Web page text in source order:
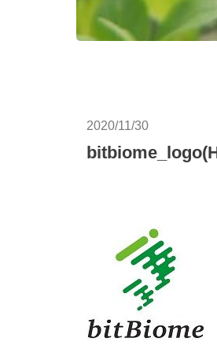
2020/11/30